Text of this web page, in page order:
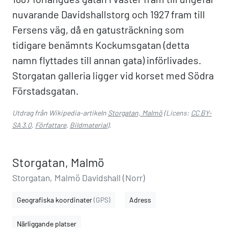
nuvarande Davidshallstorg och 1927 fram till
Fersens väg, då en gatusträckning som
tidigare benämnts Kockumsgatan (detta
namn flyttades till annan gata) införlivades.
Storgatan galleria ligger vid korset med Södra
Förstadsgatan.
Utdrag från Wikipedia-artikeln Storgatan, Malmö(Licens: CC BY-
SA 3.0, Författare, Bildmaterial).
Storgatan, Malmö
Storgatan, Malmö Davidshall (Norr)
Geografiska koordinater(GPS) Adress
Närliggande platser